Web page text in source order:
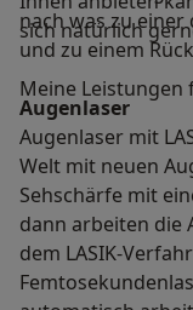
nach was zu
und zu einem
sich natürlich
Meine Leistungen
Augenlaser
Augenlaser mit
Welt mit neuen
Sehschärfe mit
dann arbeiten die
dem LASIK-